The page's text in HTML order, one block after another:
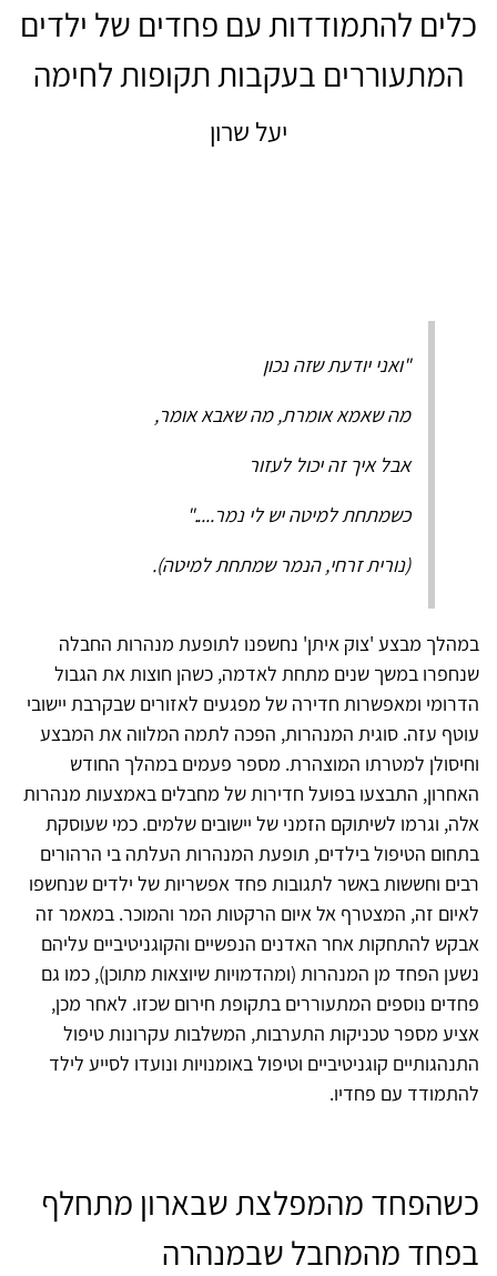
כלים להתמודדות עם פחדים של ילדים
המתעוררים בעקבות תקופות לחימה
יעל שרון
"ואני יודעת שזה נכון
מה שאמא אומרת, מה שאבא אומר,
אבל איך זה יכול לעזור
כשמתחת למיטה יש לי נמר....."
(נורית זרחי, הנמר שמתחת למיטה).
במהלך מבצע 'צוק איתן' נחשפנו לתופעת מנהרות החבלה
שנחפרו במשך שנים מתחת לאדמה, כשהן חוצות את הגבול
הדרומי ומאפשרות חדירה של מפגעים לאזורים שבקרבת יישובי
עוטף עזה. סוגית המנהרות, הפכה לתמה המלווה את המבצע
וחיסולן למטרתו המוצהרת. מספר פעמים במהלך החודש
האחרון, התבצעו בפועל חדירות של מחבלים באמצעות מנהרות
אלה, וגרמו לשיתוקם הזמני של יישובים שלמים. כמי שעוסקת
בתחום הטיפול בילדים, תופעת המנהרות העלתה בי הרהורים
רבים וחששות באשר לתגובות פחד אפשריות של ילדים שנחשפו
לאיום זה, המצטרף אל איום הרקטות המר והמוכר. במאמר זה
אבקש להתחקות אחר האדנים הנפשיים והקוגניטיביים עליהם
נשען הפחד מן המנהרות (ומהדמויות שיוצאות מתוכן), כמו גם
פחדים נוספים המתעוררים בתקופת חירום שכזו. לאחר מכן,
אציע מספר טכניקות התערבות, המשלבות עקרונות טיפול
התנהגותיים קוגניטיביים וטיפול באומנויות ונועדו לסייע לילד
להתמודד עם פחדיו.
כשהפחד מהמפלצת שבארון מתחלף
בפחד מהמחבל שבמנהרה